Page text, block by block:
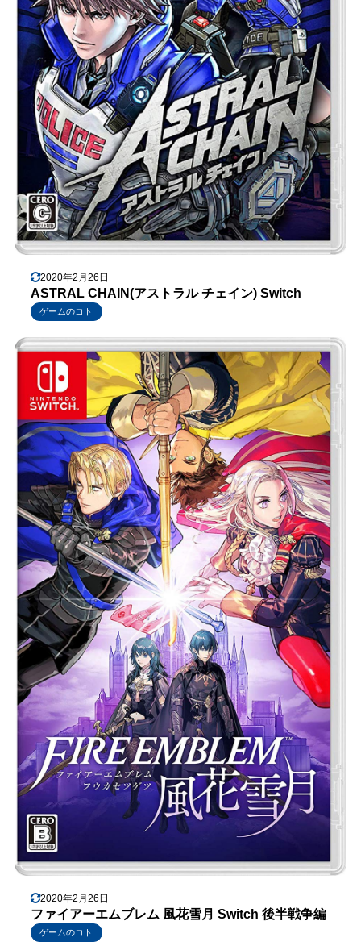
2020年2月26日
ASTRAL CHAIN(アストラル チェイン) Switch
ゲームのコト
2020年2月26日
ファイアーエムブレム 風花雪月 Switch 後半戦争編
ゲームのコト